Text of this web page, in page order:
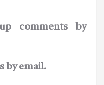
comments by
by email.